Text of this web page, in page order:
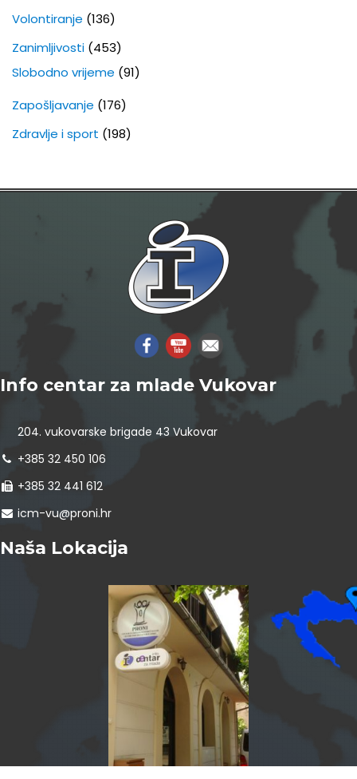
Volontiranje (136)
Zanimljivosti (453)
Slobodno vrijeme (91)
Zapošljavanje (176)
Zdravlje i sport (198)
Info centar za mlade Vukovar
204. vukovarske brigade 43 Vukovar
+385 32 450 106
+385 32 441 612
icm-vu@proni.hr
Naša Lokacija